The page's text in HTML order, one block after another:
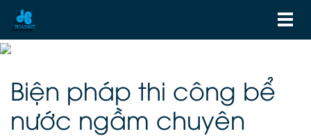
Biện pháp thi công bể
nước ngầm chuyên